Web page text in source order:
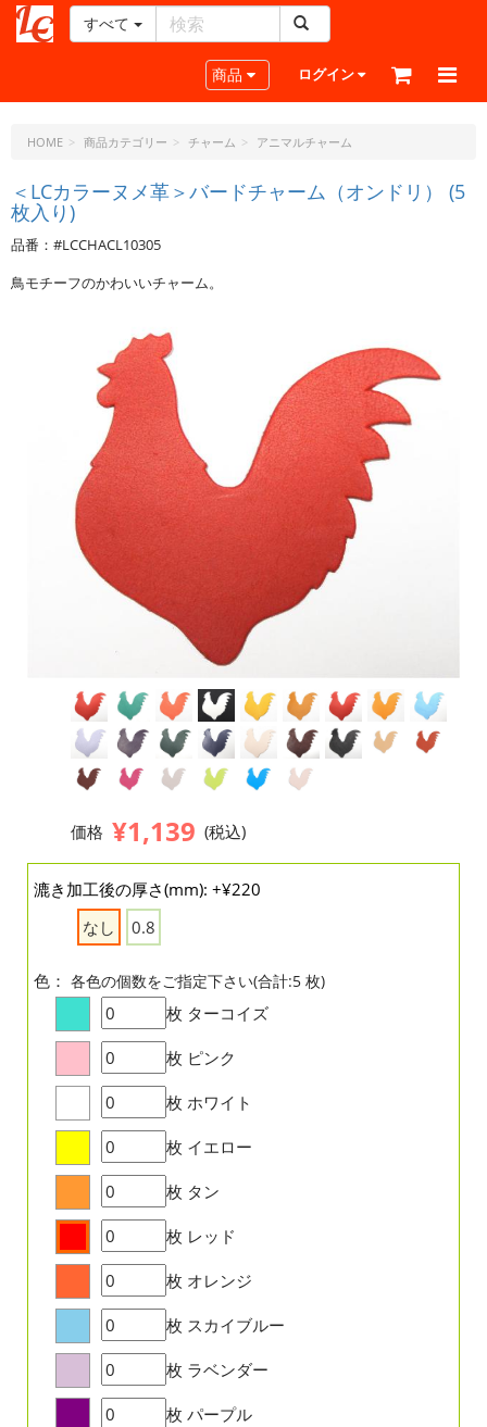
ー
ラ
ト・
ド
ッ
ト・
ジ
すべて
Toggle navigation
商品 ログイン
HOME 商品カテゴリー チャーム アニマルチャーム
＜LCカラーヌメ革＞バードチャーム（オンドリ） (5
枚入り)
品番：#LCCHACL10305
鳥モチーフのかわいいチャーム。
価格 ¥1,139 (税込)
漉き加工後の厚さ(mm): +¥220
なし
0.8
色： 各色の個数をご指定下さい(合計:5 枚)
枚 ターコイズ
枚 ピンク
枚 ホワイト
枚 イエロー
枚 タン
枚 レッド
枚 オレンジ
枚 スカイブルー
枚 ラベンダー
枚 パープル